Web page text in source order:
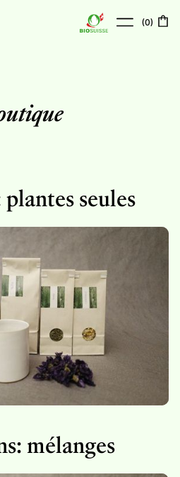
(0)
seules
mélanges